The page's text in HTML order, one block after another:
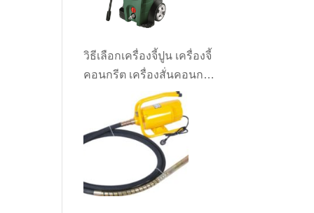
วิธีเลือกเครื่องจี้ปูน เครื่องจี้
คอนกรีต เครื่องสั่นคอนกรีต
ให้เหมาะกับงาน